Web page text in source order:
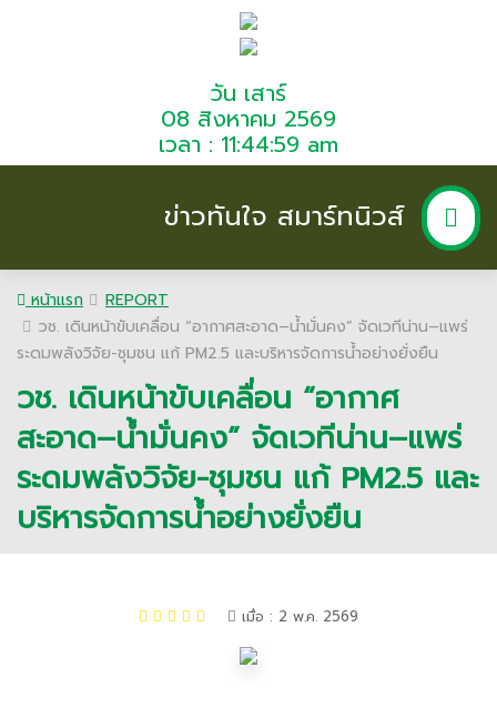
วัน เสาร์
08 สิงหาคม 2569
เวลา : 11:44:59 am
ข่าวทันใจ สมาร์ทนิวส์
หน้าแรก
REPORT
วช. เดินหน้าขับเคลื่อน “อากาศสะอาด–น้ำมั่นคง” จัดเวทีน่าน–แพร่
ระดมพลังวิจัย-ชุมชน แก้ PM2.5 และบริหารจัดการน้ำอย่างยั่งยืน
วช. เดินหน้าขับเคลื่อน “อากาศ
สะอาด–น้ำมั่นคง” จัดเวทีน่าน–แพร่
ระดมพลังวิจัย-ชุมชน แก้ PM2.5 และ
บริหารจัดการน้ำอย่างยั่งยืน
เมื่อ : 2 พ.ค. 2569